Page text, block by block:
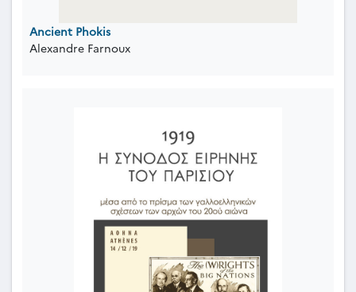
Ancient Phokis
Alexandre Farnoux